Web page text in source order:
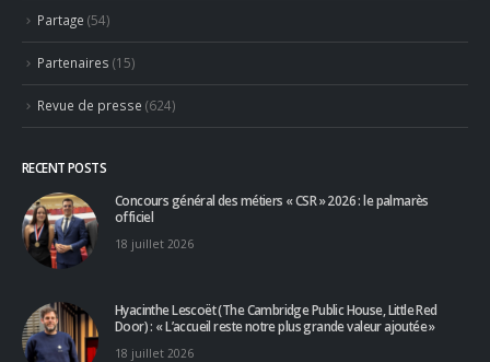
Partage (54)
Partenaires (15)
Revue de presse (624)
RECENT POSTS
Concours général des métiers « CSR » 2026 : le palmarès
officiel
18 juillet 2026
Hyacinthe Lescoët (The Cambridge Public House, Little Red
Door) : « L’accueil reste notre plus grande valeur ajoutée »
18 juillet 2026